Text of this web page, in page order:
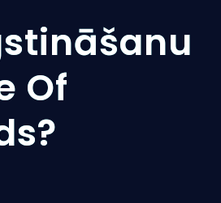
Of